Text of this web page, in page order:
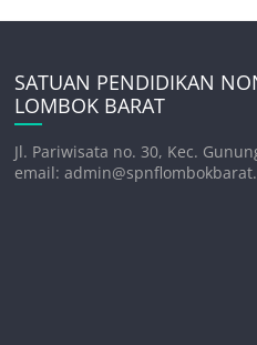
SATUAN PENDIDIKAN
LOMBOK BARAT
Jl. Pariwisata no. 30, Kec.
email: